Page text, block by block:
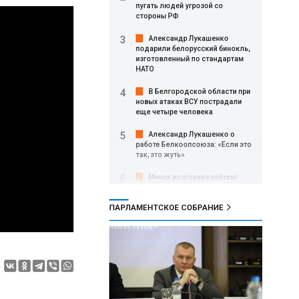
пугать людей угрозой со
стороны РФ
Александр Лукашенко
подарили белорусский бинокль,
изготовленный по стандартам
НАТО
В Белгородской области при
новых атаках ВСУ пострадали
еще четыре человека
Александр Лукашенко о
работе Белкоопсоюза: «Если это
так, это жуть»
Минск возглавил рейтинг
Минобороны РФ: при
освобождении Анискино ВСУ
понесли большие потери, часть
военных сдалась в плен
Александр Лукашенко:
Россияне «услышали батьку» и
скупают пустующие дома в
ПАРЛАМЕНТСКОЕ СОБРАНИЕ